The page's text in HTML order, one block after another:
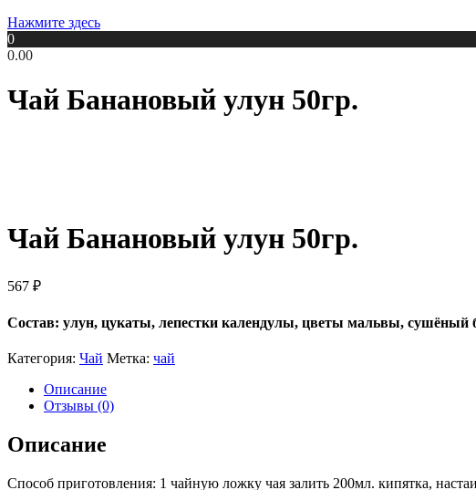
Нажмите здесь
0
0.00
Чай Банановый улун 50гр.
Чай Банановый улун 50гр.
567 ₽
Состав: улун, цукаты, лепестки календулы, цветы мальвы, сушёный
Категория: Чай Метка: чай
Описание
Отзывы (0)
Описание
Способ приготовления: 1 чайную ложку чая залить 200мл. кипятка,